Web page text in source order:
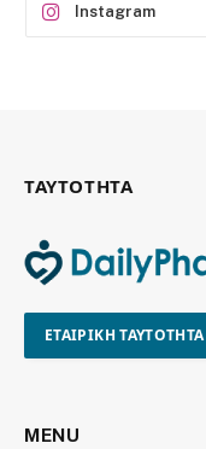
Instagram
ΤΑΥΤΟΤΗΤΑ
ΕΤΑΙΡΙΚΗ ΤΑΥΤΟΤΗΤΑ
MENU